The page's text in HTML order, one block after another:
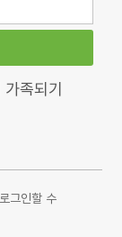
족되기
그인할 수